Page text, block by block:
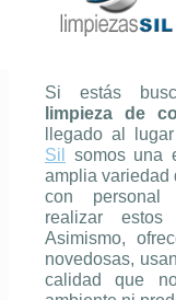
Si estás
limpieza de
llegado al
Sil
somos una
amplia variedad
con personal
realizar
Asimismo,
novedosas,
calidad que